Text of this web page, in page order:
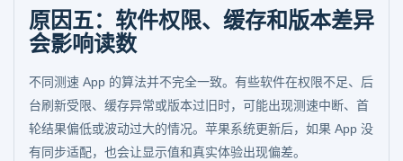
原因五：软件权限、缓存和版本差异
会影响读数
不同测速 App 的算法并不完全一致。有些软件在权限不足、后
台刷新受限、缓存异常或版本过旧时，可能出现测速中断、首
轮结果偏低或波动过大的情况。苹果系统更新后，如果 App 没
有同步适配，也会让显示值和真实体验出现偏差。